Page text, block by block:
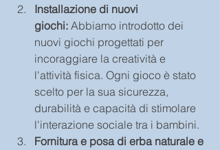
Installazione di nuovi
giochi: Abbiamo introdotto dei
nuovi giochi progettati per
incoraggiare la creatività e
l'attività fisica. Ogni gioco è stato
scelto per la sua sicurezza,
durabilità e capacità di stimolare
l'interazione sociale tra i bambini.
Fornitura e posa di erba naturale e